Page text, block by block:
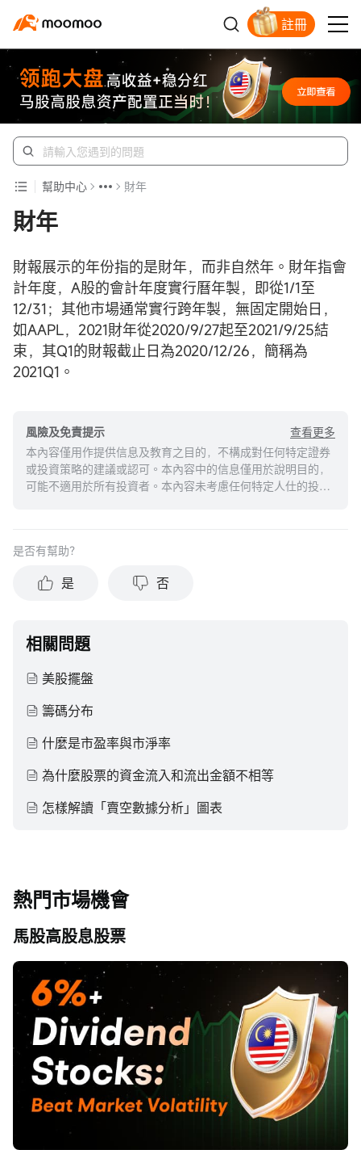
註冊
幫助中心 財年
財年
財報展示的年份指的是財年，而非自然年。財年指會
計年度，A股的會計年度實行曆年製，即從1/1至
12/31；其他市場通常實行跨年製，無固定開始日，
如AAPL，2021財年從2020/9/27起至2021/9/25結
束，其Q1的財報截止日為2020/12/26，簡稱為
2021Q1。
風險及免責提示
查看更多
本內容僅用作提供信息及教育之目的，不構成對任何特定證券
或投資策略的建議或認可。本內容中的信息僅用於說明目的，
可能不適用於所有投資者。本內容未考慮任何特定人仕的投資
結果。投資涉及風險和損失本金的可能性。moomoo對上述內
任何陳述或保證。
是否有幫助？
是 否
相關問題
美股擺盤
籌碼分布
什麼是市盈率與市淨率
為什麼股票的資金流入和流出金額不相等
怎樣解讀「賣空數據分析」圖表
熱門市場機會
馬股高股息股票